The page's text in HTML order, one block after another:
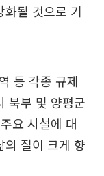
될 것으로 기
등 각종 규제
북부 및 양평군
요 시설에 대
의 질이 크게 향